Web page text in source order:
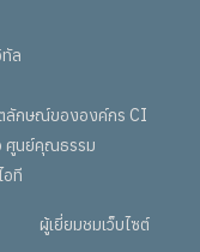
ล
ลักษณ์ขององค์กร CI
ศูนย์คุณธรรม
อที
ผู้เยี่ยมชมเว็บไซต์